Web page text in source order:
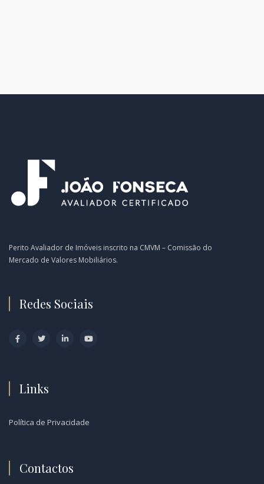
Perito Avaliador de Imóveis inscrito na CMVM – Comissão do
Mercado de Valores Mobiliários.
Redes Sociais
Links
Política de Privacidade
Contactos